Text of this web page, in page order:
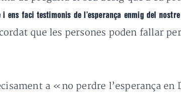
ens faci testimonis de l’esperança enmig del
que les persones poden fallar
a «no perdre l’esperança en